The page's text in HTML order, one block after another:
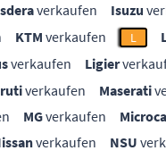
verkaufen Isuzu
KTM verkaufen L
verkaufen Ligier
verkaufen Maserati
MGverkaufen
verkaufen NSU